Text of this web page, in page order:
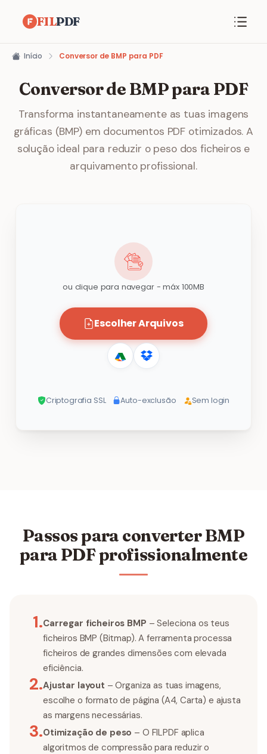
FILPDF
Início Conversor de BMP para PDF
Conversor de BMP para PDF
Transforma instantaneamente as tuas imagens
gráficas (BMP) em documentos PDF otimizados. A
solução ideal para reduzir o peso dos ficheiros e
arquivamento profissional.
ou clique para navegar - máx 100MB
Escolher Arquivos
Criptografia SSL Auto-exclusão Sem login
Passos para converter BMP
para PDF profissionalmente
1.Carregar ficheiros BMP – Seleciona os teus
ficheiros BMP (Bitmap). A ferramenta processa
ficheiros de grandes dimensões com elevada
eficiência.
2.Ajustar layout – Organiza as tuas imagens,
escolhe o formato de página (A4, Carta) e ajusta
as margens necessárias.
3.Otimização de peso – O FILPDF aplica
algoritmos de compressão para reduzir o